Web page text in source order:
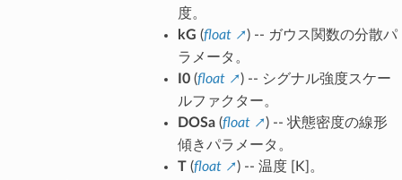
度。
kG (float
) -- ガウス関数の分散パ
ラメータ。
I0(float
) -- シグナル強度スケー
ルファクター。
DOSa(float
) -- 状態密度の線形
傾きパラメータ。
T(float
) -- 温度 [K]。